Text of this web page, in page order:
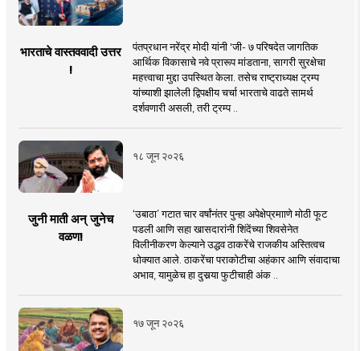
भारताचे वास्तववादी उत्तर
!
पंतप्रधान नरेंद्र मोदी यांनी 'जी- ७ परिषदेत जागतिक
आर्थिक विकासाचे नवे प्रारूप मांडताना, सागरी सुरक्षेचा
महत्त्वाचा मुद्दा उपस्थित केला. तसेच राष्ट्राध्यक्ष ट्रम्प
यांच्याशी झालेली द्विपक्षीय चर्चा भारताचे वाढते सामर्थ
दर्शवणारी असली, तरी ट्रम्प ..
१८ जून २०२६
जुनी माती अन् जुनेच
वळण!
‘उबाठा’ गटात चार वर्षांनंतर पुन्हा अपेक्षेप्रमााणे मोठी फूट
पडली आणि सहा खासदारांनी शिंदेंच्या शिवसेनेत
विलीनीकरण केल्याने उद्धव ठाकरेंचे राजकीय अस्तित्वच
धोक्यात आले. ठाकरेंचा पराकोटीचा अहंकार आणि संवादाचा
अभाव, यामुळेच हा दुसर्‍या फुटीचाही अंक ..
१७ जून २०२६